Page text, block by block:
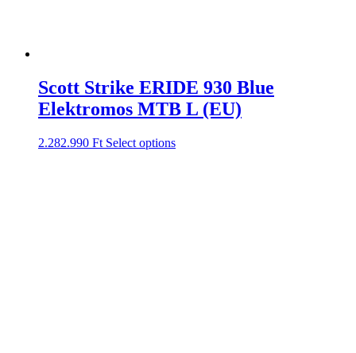
Scott Strike ERIDE 930 Blue
Elektromos MTB L (EU)
2.282.990 Ft Select options